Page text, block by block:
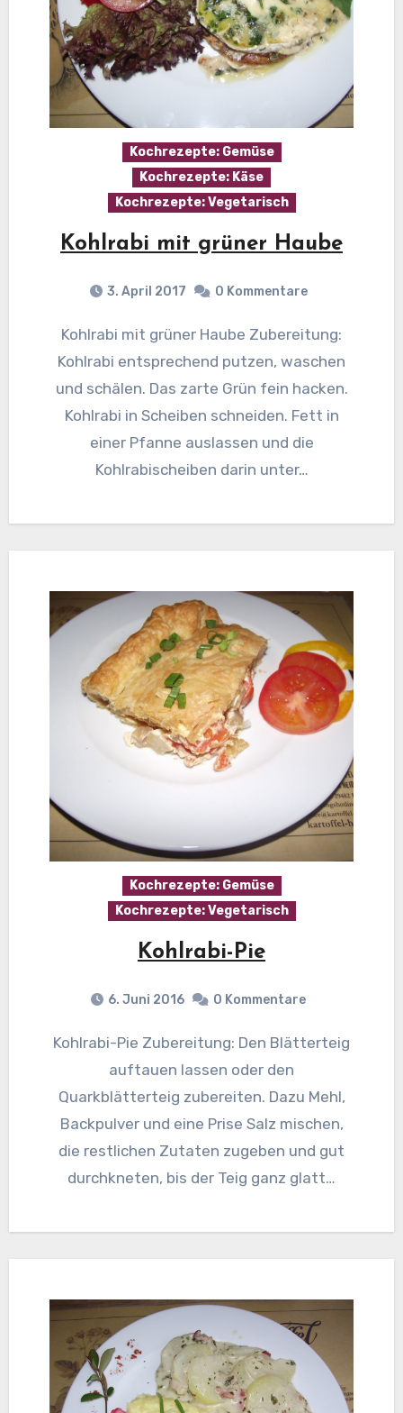
Kochrezepte: Gemüse
Kochrezepte: Käse
Kochrezepte: Vegetarisch
Kohlrabi mit grüner Haube
3. April 2017 0 Kommentare
Kohlrabi mit grüner Haube Zubereitung:
Kohlrabi entsprechend putzen, waschen
und schälen. Das zarte Grün fein hacken.
Kohlrabi in Scheiben schneiden. Fett in
einer Pfanne auslassen und die
Kohlrabischeiben darin unter…
Kochrezepte: Gemüse
Kochrezepte: Vegetarisch
Kohlrabi-Pie
6. Juni 2016 0 Kommentare
Kohlrabi-Pie Zubereitung: Den Blätterteig
auftauen lassen oder den
Quarkblätterteig zubereiten. Dazu Mehl,
Backpulver und eine Prise Salz mischen,
die restlichen Zutaten zugeben und gut
durchkneten, bis der Teig ganz glatt…